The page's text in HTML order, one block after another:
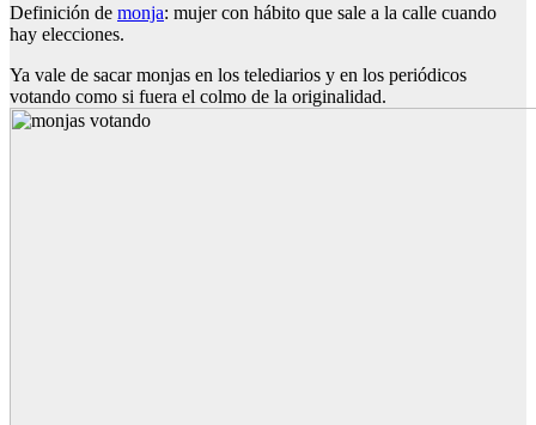
Definición de monja: mujer con hábito que sale a la calle cuando
hay elecciones.
Ya vale de sacar monjas en los telediarios y en los periódicos
votando como si fuera el colmo de la originalidad.